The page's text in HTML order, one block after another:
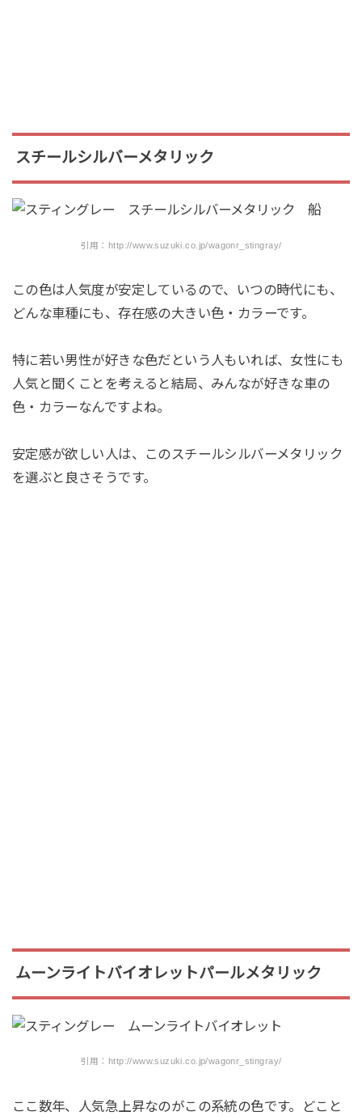
スチールシルバーメタリック
引用：http://www.suzuki.co.jp/wagonr_stingray/
この色は人気度が安定しているので、いつの時代にも、
どんな車種にも、存在感の大きい色・カラーです。
特に若い男性が好きな色だという人もいれば、女性にも
人気と聞くことを考えると結局、みんなが好きな車の
色・カラーなんですよね。
安定感が欲しい人は、このスチールシルバーメタリック
を選ぶと良さそうです。
ムーンライトバイオレットパールメタリック
引用：http://www.suzuki.co.jp/wagonr_stingray/
ここ数年、人気急上昇なのがこの系統の色です。どこと